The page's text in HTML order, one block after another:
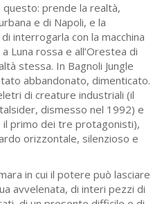
prende la realtà,
e di Napoli, e la
interrogarla con la macchina
Luna rossa e all’Orestea di
stessa. In Bagnoli Jungle
abbandonato, dimenticato.
di creature industriali (il
dismesso nel 1992) e
il primo dei tre protagonisti),
orizzontale, silenzioso e
in cui il potere può lasciare
avvelenata, di interi pezzi di